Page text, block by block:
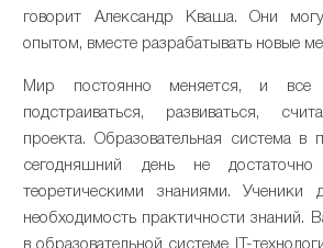
говорит Александр Кваша. Они
опытом, вместе разрабатывать новые
Мир постоянно меняется, и все
подстраиваться, развиваться,
проекта. Образовательная система в
сегодняшний день не достаточно
теоретическими знаниями. Ученики
необходимость практичности знаний.
в образовательной системе IT-